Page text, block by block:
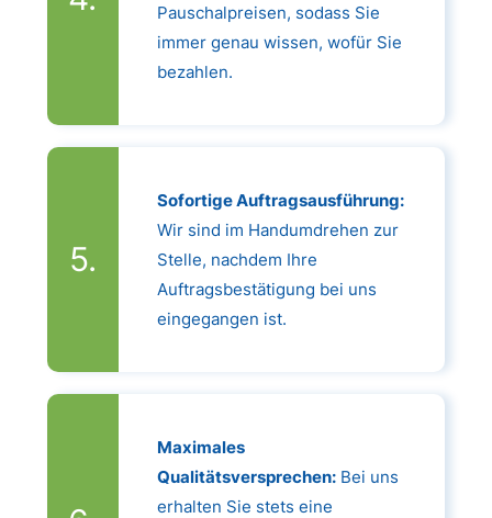
Pauschalpreisen, sodass Sie
immer genau wissen, wofür Sie
bezahlen.
Sofortige Auftragsausführung:
Wir sind im Handumdrehen zur
Stelle, nachdem Ihre
Auftragsbestätigung bei uns
eingegangen ist.
Maximales
Qualitätsversprechen:Bei uns
erhalten Sie stets eine